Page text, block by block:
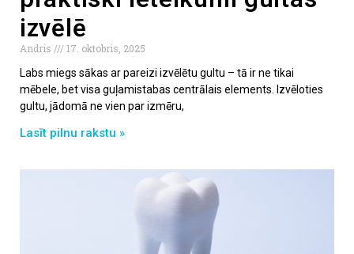
izvēlē
Andris
17. oktobris, 2025
Labs miegs sākas ar pareizi izvēlētu gultu – tā ir ne tikai
mēbele, bet visa guļamistabas centrālais elements. Izvēloties
gultu, jādomā ne vien par izmēru,
Lasīt pilnu rakstu »